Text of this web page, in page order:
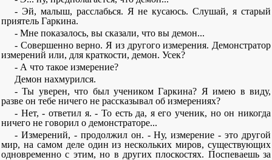
- Эй, малыш, расслабься. Я не кусаюсь. Слушай, я старый
приятель Гаркина.
- Мне показалось, вы сказали, что вы демон...
- Совершенно верно. Я из другого измерения. Демонстратор
измерений или, для краткости, демон. Усек?
- А что такое измерение?
Демон нахмурился.
- Ты уверен, что был учеником Гаркина? Я имею в виду,
разве он тебе ничего не рассказывал об измерениях?
- Нет, - ответил я. - То есть да, я его ученик, но он никогда
ничего не говорил о демонстраторе...
- Измерений, - продолжил он. - Ну, измерение - это другой
мир, на самом деле один из нескольких миров, существующих
одновременно с этим, но в других плоскостях. Поспеваешь за